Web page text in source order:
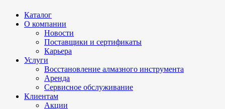
Каталог
О компании
Новости
Поставщики и сертификаты
Карьера
Услуги
Восстановление алмазного инструмента
Аренда
Сервисное обслуживание
Клиентам
Акции